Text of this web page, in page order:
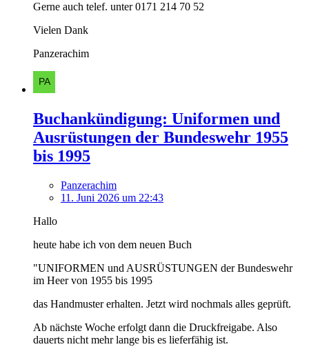
Gerne auch telef. unter 0171 214 70 52
Vielen Dank
Panzerachim
Buchankündigung: Uniformen und
Ausrüstungen der Bundeswehr 1955
bis 1995
Panzerachim
11. Juni 2026 um 22:43
Hallo
heute habe ich von dem neuen Buch
"UNIFORMEN und AUSRÜSTUNGEN der Bundeswehr
im Heer von 1955 bis 1995
das Handmuster erhalten. Jetzt wird nochmals alles geprüft.
Ab nächste Woche erfolgt dann die Druckfreigabe. Also
dauerts nicht mehr lange bis es lieferfähig ist.